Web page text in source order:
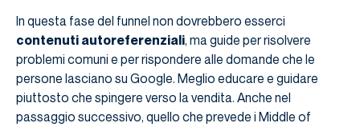
In questa fase del funnel non dovrebbero esserci
contenuti autoreferenziali, ma guide per risolvere
problemi comuni e per rispondere alle domande che le
persone lasciano su Google. Meglio educare e guidare
piuttosto che spingere verso la vendita. Anche nel
passaggio successivo, quello che prevede i Middle of